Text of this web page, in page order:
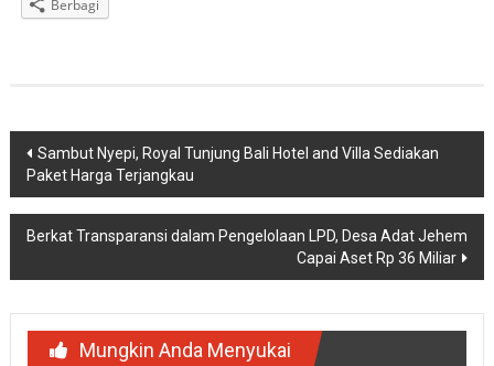
Berbagi
Navigasi
pos
Sambut Nyepi, Royal Tunjung Bali Hotel and Villa Sediakan
Paket Harga Terjangkau
Berkat Transparansi dalam Pengelolaan LPD, Desa Adat Jehem
Capai Aset Rp 36 Miliar
Mungkin Anda Menyukai